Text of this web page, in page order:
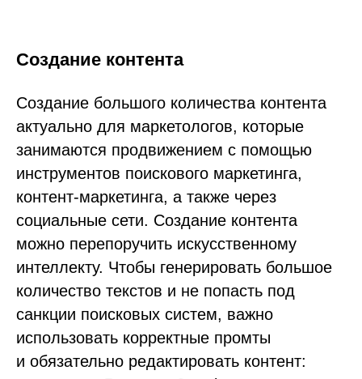
Создание контента
Создание большого количества контента
актуально для маркетологов, которые
занимаются продвижением с помощью
инструментов поискового маркетинга,
контент-маркетинга, а также через
социальные сети. Создание контента
можно перепоручить искусственному
интеллекту. Чтобы генерировать большое
количество текстов и не попасть под
санкции поисковых систем, важно
использовать корректные промты
и обязательно редактировать контент: